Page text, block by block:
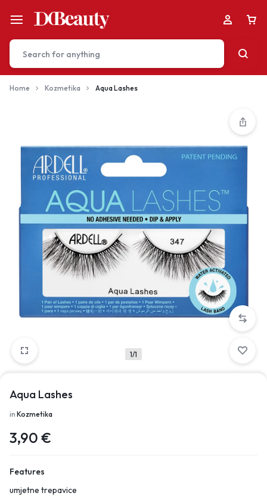
Don't miss out on great deals! Start shopping or
Sign in to view products added.
Shop What's New
Sign in
Home Kozmetika Aqua Lashes
1/1
Aqua Lashes
in Kozmetika
3,90 €
Features
umjetne trepavice